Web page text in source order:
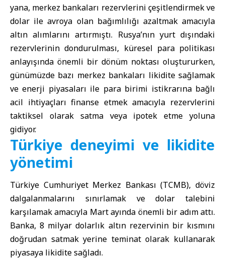
yana, merkez bankaları rezervlerini çeşitlendirmek ve
dolar ile avroya olan bağımlılığı azaltmak amacıyla
altın alımlarını artırmıştı. Rusya’nın yurt dışındaki
rezervlerinin dondurulması, küresel para politikası
anlayışında önemli bir dönüm noktası oluştururken,
günümüzde bazı merkez bankaları likidite sağlamak
ve enerji piyasaları ile para birimi istikrarına bağlı
acil ihtiyaçları finanse etmek amacıyla rezervlerini
taktiksel olarak satma veya ipotek etme yoluna
gidiyor.
Türkiye deneyimi ve likidite
yönetimi
Türkiye Cumhuriyet Merkez Bankası (TCMB), döviz
dalgalanmalarını sınırlamak ve dolar talebini
karşılamak amacıyla Mart ayında önemli bir adım attı.
Banka, 8 milyar dolarlık altın rezervinin bir kısmını
doğrudan satmak yerine teminat olarak kullanarak
piyasaya likidite sağladı.